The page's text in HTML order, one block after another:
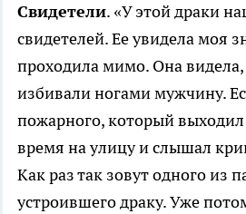
Свидетели. «У этой драки
свидетелей. Ее увидела моя
проходила мимо. Она
избивали ногами мужчину.
пожарного, который выходил
время на улицу и слышал
Как раз так зовут одного из
устроившего драку. Уже